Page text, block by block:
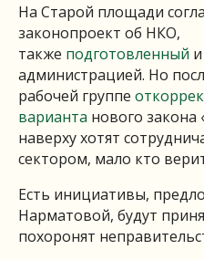
На Старой площади
законопроект об НКО,
также подготовленный
администрацией. Но
рабочей группе
варианта нового
наверху хотят
сектором, мало кто
Есть инициативы,
Нарматовой, будут
похоронят